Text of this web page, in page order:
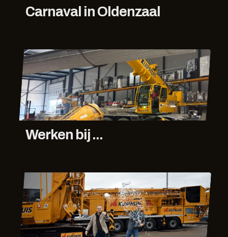
Carnaval in Oldenzaal
Werken bij ...